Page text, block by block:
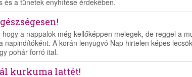
és a tünetek enyhítése érdekében.
a nappalok még kellőképpen melegek, de reggel a
A korán lenyugvó Nap hirtelen képes
pohár forró ital.
kurkuma lattét!